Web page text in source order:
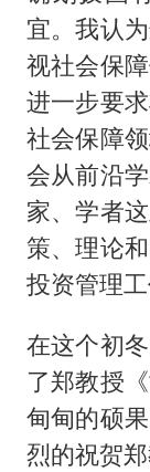
宜。我认
视社会保
进一步要
社会保障
会从前沿
家、学者
策、理论
投资管理工
在这个初
了郑教授
甸甸的硕
烈的祝贺